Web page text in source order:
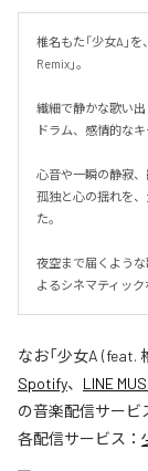
椎名もた「少女A」
Remix」。
繊細で静かな歌い
ドラム、感情的な
心音や一瞬の静寂
孤独と心の揺れを
た。
夜空まで届くよう
よるシネマティック
なお「少女A (feat.
Spotify、 LINE
の音楽配信サービ
各配信サービス：